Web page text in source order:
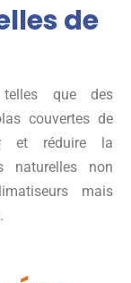
de
telles que des
couvertes de
et réduire la
naturelles non
mais